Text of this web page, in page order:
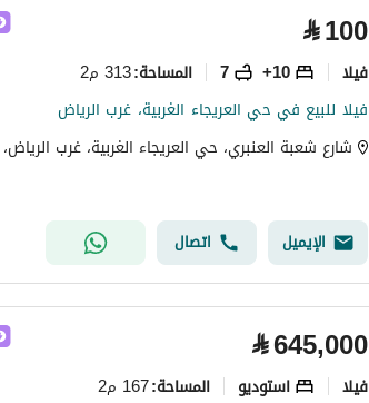
⃁100
فیلا 10+
7 المساحة:313 م2
فيلا للبيع في حي العريجاء الغربية، غرب الرياض
شارع شعبة العنبري، حي العريجاء الغربية، غرب
الإيميل اتصال
⃁645,000
فیلا استوديو المساحة:167 م2